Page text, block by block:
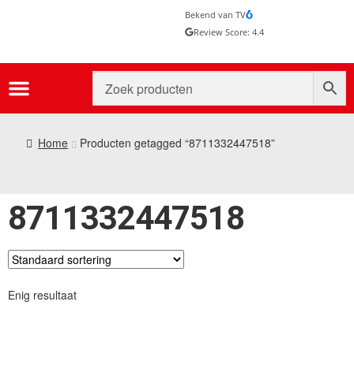
Bekend van TV
Review Score: 4.4
Home Producten getagged “8711332447518”
8711332447518
Enig resultaat